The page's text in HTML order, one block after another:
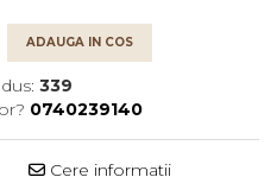
ADAUGA IN COS
339
0740239140
Cere informatii